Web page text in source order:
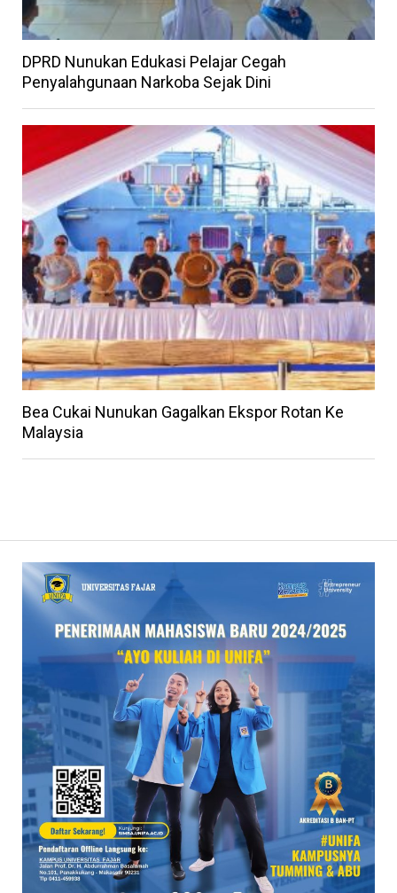
DPRD Nunukan Edukasi Pelajar Cegah
Penyalahgunaan Narkoba Sejak Dini
Bea Cukai Nunukan Gagalkan Ekspor Rotan Ke
Malaysia